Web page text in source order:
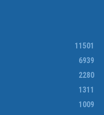
11501
6939
2280
1311
1009